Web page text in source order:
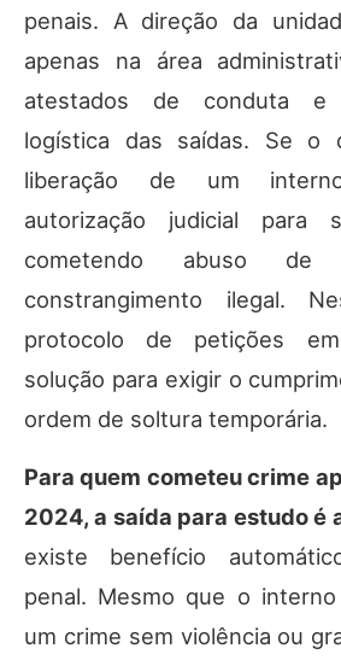
penais. A direção da
apenas na área
atestados de conduta e
logística das saídas. Se o
liberação de um
autorização judicial para
cometendo abuso de
constrangimento ilegal.
protocolo de petições
solução para exigir o
ordem de soltura temporária.
Para quem cometeu crime
2024, a saída para estudo é
existe benefício
penal. Mesmo que o
um crime sem violência ou